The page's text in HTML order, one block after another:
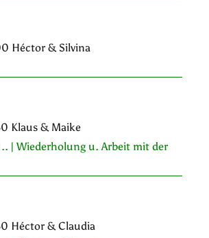
Héctor & Silvina
Klaus & Maike
| Wiederholung u. Arbeit mit der
Héctor & Claudia